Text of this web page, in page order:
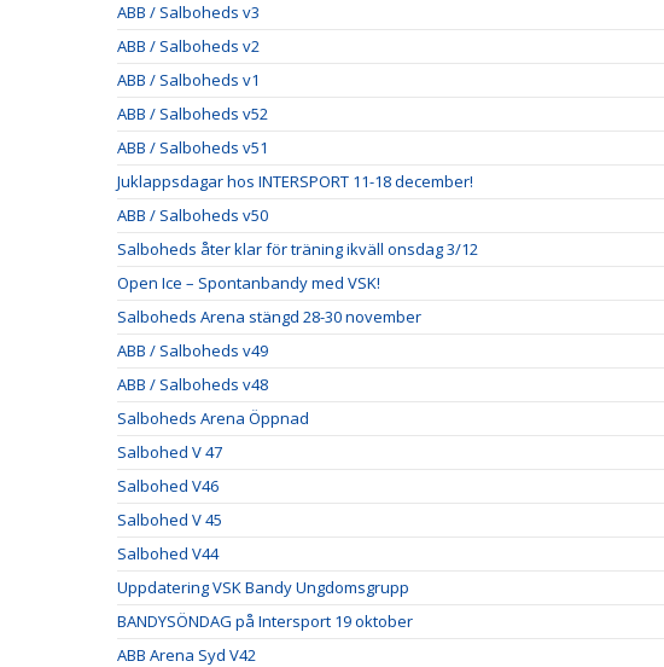
ABB / Salboheds v3
ABB / Salboheds v2
ABB / Salboheds v1
ABB / Salboheds v52
ABB / Salboheds v51
Juklappsdagar hos INTERSPORT 11-18 december!
ABB / Salboheds v50
Salboheds åter klar för träning ikväll onsdag 3/12
Open Ice – Spontanbandy med VSK!
Salboheds Arena stängd 28-30 november
ABB / Salboheds v49
ABB / Salboheds v48
Salboheds Arena Öppnad
Salbohed V 47
Salbohed V46
Salbohed V 45
Salbohed V44
Uppdatering VSK Bandy Ungdomsgrupp
BANDYSÖNDAG på Intersport 19 oktober
ABB Arena Syd V42